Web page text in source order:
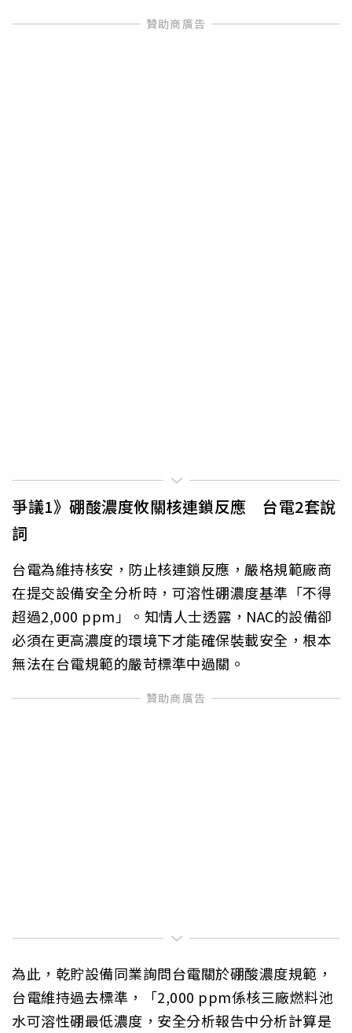
爭議1》硼酸濃度攸關核連鎖反應 台電2套說
詞
台電為維持核安，防止核連鎖反應，嚴格規範廠商
在提交設備安全分析時，可溶性硼濃度基準「不得
超過2,000 ppm」。知情人士透露，NAC的設備卻
必須在更高濃度的環境下才能確保裝載安全，根本
無法在台電規範的嚴苛標準中過關。
為此，乾貯設備同業詢問台電關於硼酸濃度規範，
台電維持過去標準，「2,000 ppm係核三廠燃料池
水可溶性硼最低濃度，安全分析報告中分析計算是